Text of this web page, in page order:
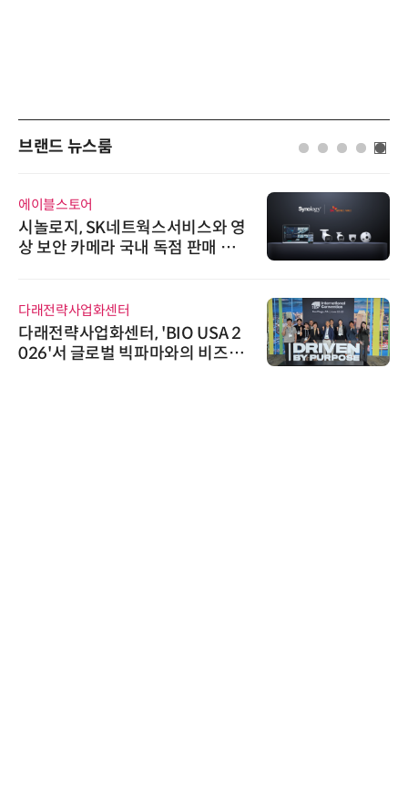
브랜드 뉴스룸
에이블스토어
시놀로지, SK네트웍스서비스와 영
상 보안 카메라 국내 독점 판매 파
다래전략사업화센터
다래전략사업화센터, 'BIO USA 2
026'서 글로벌 빅파마와의 비즈니